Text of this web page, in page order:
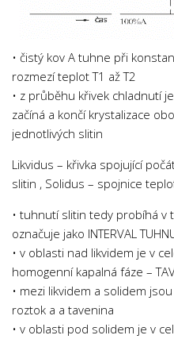
Němčina
Občanská nauka
Pedagogika
Právo
Psychologie a Sociologie
Společenské vědy
Technika
Účetnictví
Zdravotnictví
Zeměpis
Novinky
• čistý kov A tuhne při
rozmezí teplot T1 až T2
• z průběhu křivek chladnutí
začíná a končí krystalizace
jednotlivých slitin
Likvidus – křivka spojující
slitin , Solidus – spojnice
• tuhnutí slitin tedy probíhá
označuje jako INTERVAL
• v oblasti nad likvidem je v
homogenní kapalná fáze –
• mezi likvidem a solidem
roztok a a tavenina
• v oblasti pod solidem je v